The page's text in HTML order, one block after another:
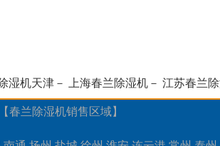
湿机天津 － 上海春兰除湿机 － 江苏春兰
【春兰除湿机销售区域】